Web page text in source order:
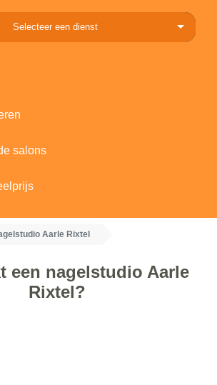
Selecteer een dienst
salons
Aarle Rixtel
een nagelstudio Aarle
Rixtel?